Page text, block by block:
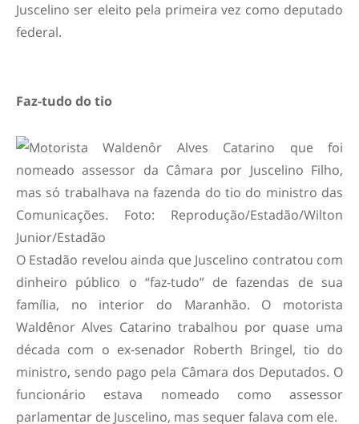
Juscelino ser eleito pela primeira vez como deputado
federal.
Faz-tudo do tio
O Estadão revelou ainda que Juscelino contratou com
dinheiro público o “faz-tudo” de fazendas de sua
família, no interior do Maranhão. O motorista
Waldênor Alves Catarino trabalhou por quase uma
década com o ex-senador Roberth Bringel, tio do
ministro, sendo pago pela Câmara dos Deputados. O
funcionário estava nomeado como assessor
parlamentar de Juscelino, mas sequer falava com ele.